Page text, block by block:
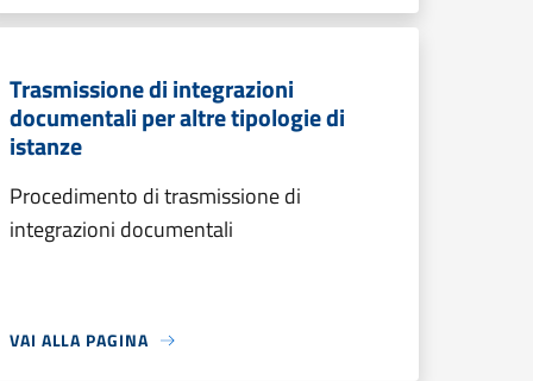
Trasmissione di integrazioni
documentali per altre tipologie di
istanze
Procedimento di trasmissione di
integrazioni documentali
VAI ALLA PAGINA